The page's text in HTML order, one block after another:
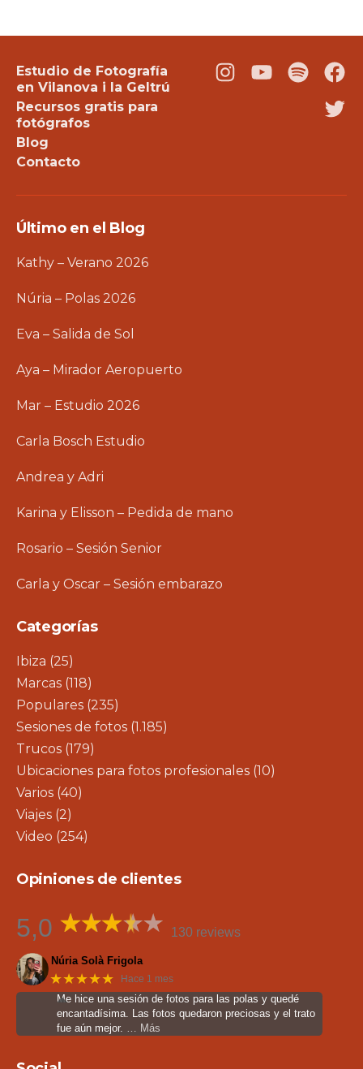
Estudio de Fotografía
en Vilanova i la Geltrú
Recursos gratis para
fotógrafos
Blog
Contacto
Instagram
YoutubePodcast
Último en el Blog
Kathy – Verano 2026
Núria – Polas 2026
Eva – Salida de Sol
Aya – Mirador Aeropuerto
Mar – Estudio 2026
Carla Bosch Estudio
Andrea y Adri
Karina y Elisson – Pedida de mano
Rosario – Sesión Senior
Carla y Oscar – Sesión embarazo
Categorías
Ibiza (25)
Marcas (118)
Populares (235)
Sesiones de fotos (1.185)
Trucos (179)
Ubicaciones para fotos profesionales (10)
Varios (40)
Viajes (2)
Video (254)
Opiniones de clientes
5,0 130 reviews
Núria Solà Frigola
★★★★★ Hace 1 mes
Me hice una sesión de fotos para las polas y quedé
encantadísima. Las fotos quedaron preciosas y el trato
fue aún mejor.
… Más